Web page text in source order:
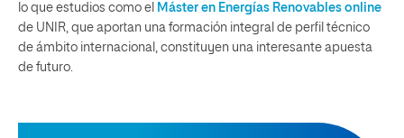
lo que estudios como el Máster en Energías Renovables online
de UNIR, que aportan una formación integral de perfil técnico
de ámbito internacional, constituyen una interesante apuesta
de futuro.